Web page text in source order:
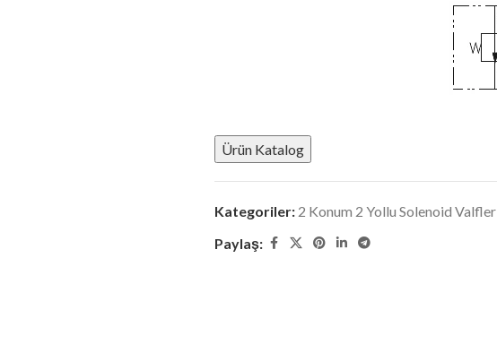
Ürün Katalog
Kategoriler: 2 Konum 2 Yollu Solenoid Valfler
Paylaş: